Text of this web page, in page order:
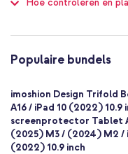
Kunstleer
Bookcase
Hoe controleren en
Populaire bundels
imoshion Design Trifold
A16 / iPad 10 (2022)
screenprotector Tablet
(2025) M3 / (2024) M2 /
(2022) 10.9 inch